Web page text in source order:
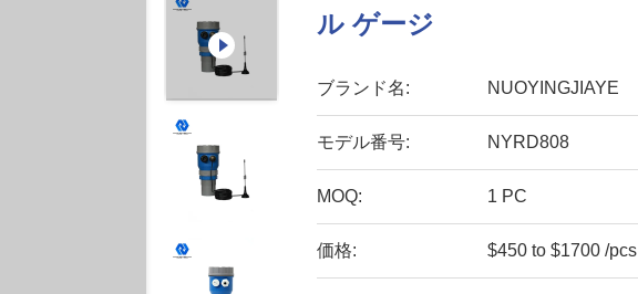
ル ゲージ
ブランド名: NUOYINGJIAYE
モデル番号: NYRD808
MOQ: 1 PC
価格: $450 to $1700 /pcs